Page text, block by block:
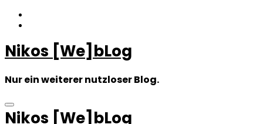
Zum
Inhalt
Nikos [We]bLog
Nur ein weiterer nutzloser Blog.
Nikos [We]bLog